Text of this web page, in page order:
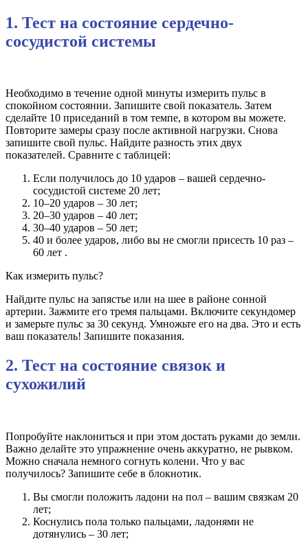
1. Тест на состояние сердечно-
сосудистой системы
Необходимо в течение одной минуты измерить пульс в
спокойном состоянии. Запишите свой показатель. Затем
сделайте 10 приседаний в том темпе, в котором вы можете.
Повторите замеры сразу после активной нагрузки. Снова
запишите свой пульс. Найдите разность этих двух
показателей. Сравните с таблицей:
Если получилось до 10 ударов – вашей сердечно-
сосудистой системе 20 лет;
10–20 ударов – 30 лет;
20–30 ударов – 40 лет;
30–40 ударов – 50 лет;
40 и более ударов, либо вы не смогли присесть 10 раз –
60 лет .
Как измерить пульс?
Найдите пульс на запястье или на шее в районе сонной
артерии. Зажмите его тремя пальцами. Включите секундомер
и замерьте пульс за 30 секунд. Умножьте его на два. Это и есть
ваш показатель! Запишите показания.
2. Тест на состояние связок и
сухожилий
Попробуйте наклониться и при этом достать руками до земли.
Важно делайте это упражнение очень аккуратно, не рывком.
Можно сначала немного согнуть колени. Что у вас
получилось? Запишите себе в блокнотик.
Вы смогли положить ладони на пол – вашим связкам 20
лет;
Коснулись пола только пальцами, ладонями не
дотянулись – 30 лет;